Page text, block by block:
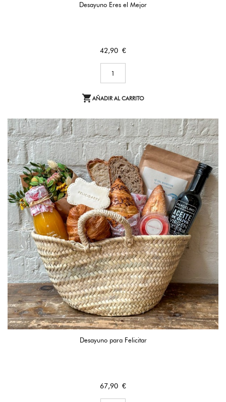
Desayuno Eres el Mejor
Precio
42,90 €
AÑADIR AL CARRITO
Desayuno para Felicitar
Precio
67,90 €